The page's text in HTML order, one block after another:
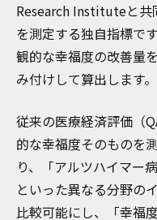
Research Instituteと共
を測定する独自指標で
観的な幸福度の改善量
み付けして算出します。
従来の医療経済評価（
的な幸福度そのものを
り、「アルツハイマー
といった異なる分野の
比較可能にし、「幸福